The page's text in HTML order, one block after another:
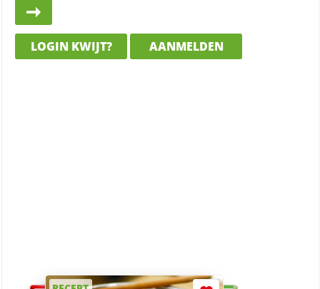
LOGIN KWIJT? AANMELDEN